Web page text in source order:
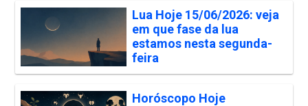
Lua Hoje 15/06/2026: veja
em que fase da lua
estamos nesta segunda-
feira
Horóscopo Hoje